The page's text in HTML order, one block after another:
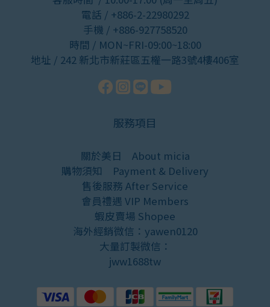
電話 / +886-2-22980292
手機 / +886-927758520
時間 / MON~FRI-09:00~18:00
地址 / 242 新北市新莊區五權一路3號4樓406室
服務項目
關於美日 About micia
購物須知 Payment & Delivery
售後服務 After Service
會員禮遇 VIP Members
蝦皮賣場 Shopee
海外經銷微信：yawen0120
大量訂製微信：
jww1688tw